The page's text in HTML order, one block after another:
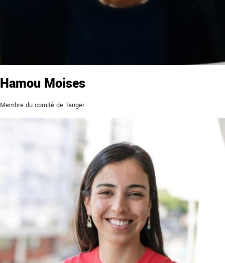
Hamou Moises
Membre du comité de Tanger